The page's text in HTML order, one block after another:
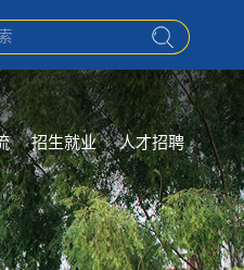
招生就业 人才招聘